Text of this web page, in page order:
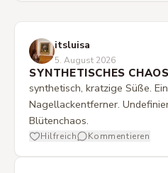
itsluisa
5. August 2026
SYNTHETISCHES CHAOS
synthetisch, kratzige Süße.
Nagellackentferner.
Blütenchaos.
Hilfreich Kommentieren